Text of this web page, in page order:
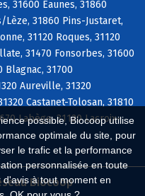
possible, Biocoop utilise
optimale du site, pour
le trafic et la performance
personnalisée en toute
à tout moment en
31600 Eaunes, 31860
31860 Pins-Justaret,
31120 Roques, 31120
31470 Fonsorbes, 31600
Blagnac, 31700
Aureville, 31320
Castanet-Tolosan, 31810
Labège, 31120 Lacroix-
Biocoop